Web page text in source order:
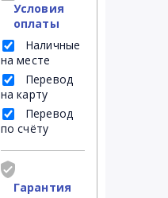
Условия
оплаты
Наличные
на месте
Перевод
на карту
Перевод
по счёту
Гарантия